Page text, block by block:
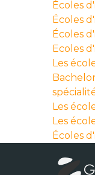
Écoles
Écoles
Écoles
Ecoles
Les
Les
Les
Écoles